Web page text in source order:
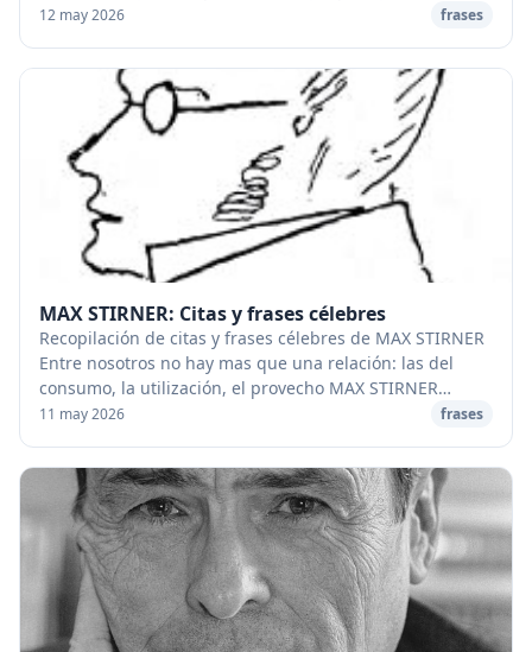
de opinión tantas veces y tan a menudo como ...
12 may 2026 frases
MAX STIRNER: Citas y frases célebres
Recopilación de citas y frases célebres de MAX STIRNER
Entre nosotros no hay mas que una relación: las del
consumo, la utilización, el provecho MAX STIRNER
Cuando la revolución consignó la igualdad fr...
11 may 2026 frases